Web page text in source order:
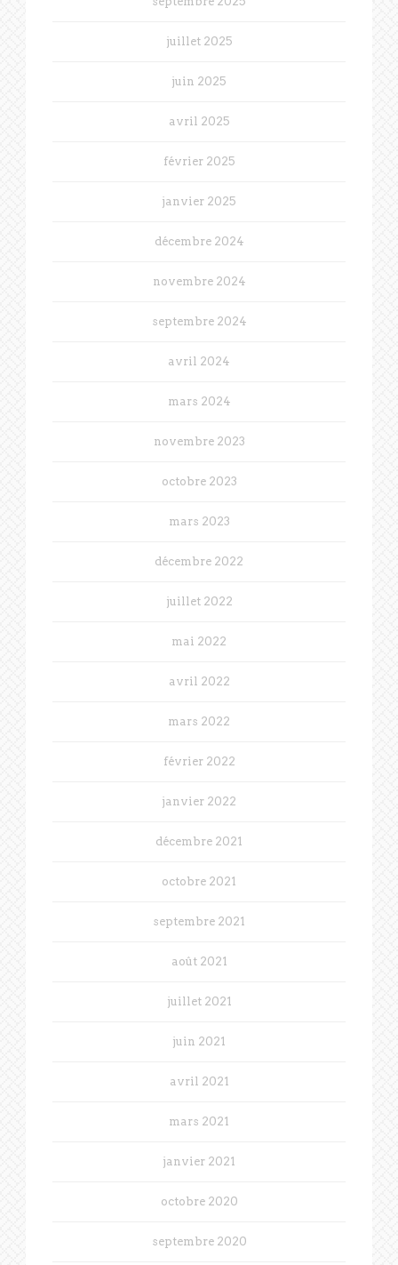
juillet 2025
juin 2025
avril 2025
février 2025
janvier 2025
décembre 2024
novembre 2024
septembre 2024
avril 2024
mars 2024
novembre 2023
octobre 2023
mars 2023
décembre 2022
juillet 2022
mai 2022
avril 2022
mars 2022
février 2022
janvier 2022
décembre 2021
octobre 2021
septembre 2021
août 2021
juillet 2021
juin 2021
avril 2021
mars 2021
janvier 2021
octobre 2020
septembre 2020